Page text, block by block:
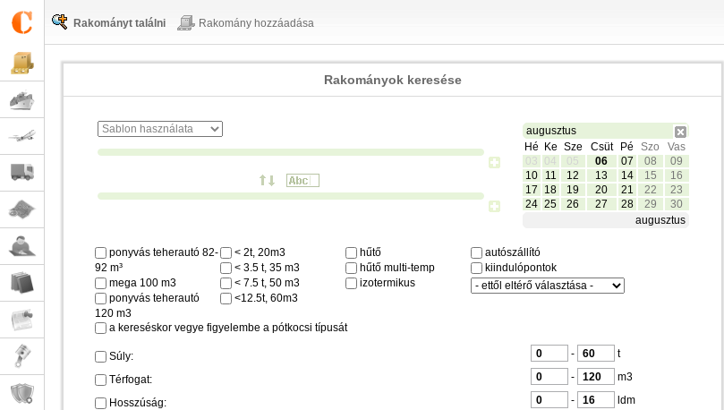
Rakományt találni Rakomány hozzáadása
Rakományok keresése
augusztus
Hé
Ke Sze Csüt Pé Szo
Vas
03
04 05 06 07 08
09
10
11 12 13 14 15
16
17
18 19 20 21 22
23
24 25 26 27 28 29
30
augusztus
ponyvás teherautó 82-
92 m³
mega 100 m3
ponyvás teherautó
120 m3
< 2t, 20m3
< 3.5 t, 35 m3
< 7.5 t, 50 m3
<12.5t, 60m3
hűtő
hűtő multi-temp
izotermikus
autószállító
kiindulópontok
a kereséskor vegye figyelembe a pótkocsi típusát
Súly: - t
Térfogat: - m3
Hosszúság: - ldm